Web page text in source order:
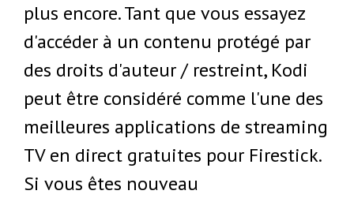
plus encore. Tant que vous essayez
d'accéder à un contenu protégé par
des droits d'auteur / restreint, Kodi
peut être considéré comme l'une des
meilleures applications de streaming
TV en direct gratuites pour Firestick.
Si vous êtes nouveau